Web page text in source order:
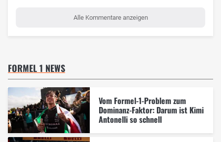
Alle Kommentare anzeigen
FORMEL 1 NEWS
Vom Formel-1-Problem zum
Dominanz-Faktor: Darum ist Kimi
Antonelli so schnell